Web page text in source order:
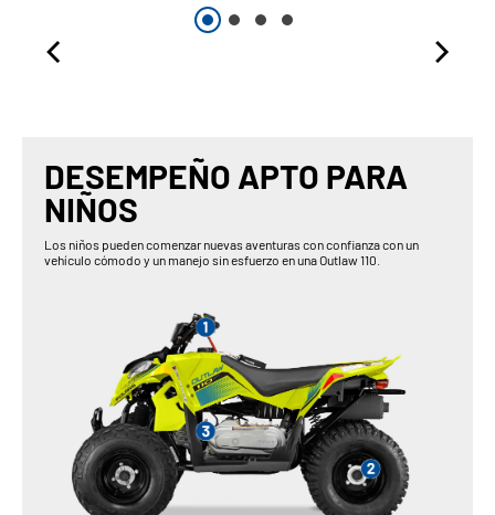
DESEMPEÑO APTO PARA
NIÑOS
Los niños pueden comenzar nuevas aventuras con confianza con un
vehículo cómodo y un manejo sin esfuerzo en una Outlaw 110.